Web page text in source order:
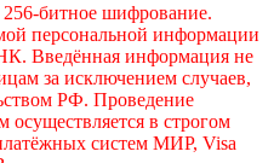
битное шифрование.
персональной информации
Введённая информация не
за исключением случаев,
РФ. Проведение
осуществляется в строгом
систем МИР, Visa